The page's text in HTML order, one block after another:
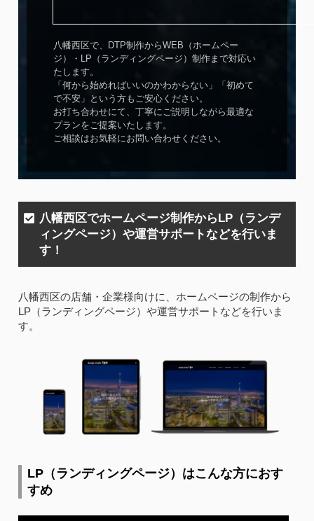
八幡西区で、DTP制作からWEB（ホームペー
ジ）・LP（ランディングページ）制作まで対応い
たします。
「何から始めればいいのかわからない」「初めて
で不安」という方もご安心ください。
お打ち合わせにて、丁寧にご説明しながら最適な
プランをご提案いたします。
ご相談はお気軽にお問い合わせください。
八幡西区でホームページ制作からLP（ランデ
ィングページ）や運営サポートなどを行いま
す！
八幡西区の店舗・企業様向けに、ホームページの制作から
LP（ランディングページ）や運営サポートなどを行いま
す。
LP（ランディングページ）はこんな方におす
すめ